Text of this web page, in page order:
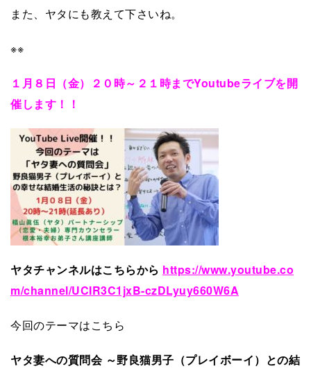
また、ヤタにも教えて下さいね。
※※
１月８日（金）２０時～２１時までYoutubeライブを開
催します！！
ヤタチャンネルはこちらから https://www.youtube.co
m/channel/UCIR3C1jxB-czDLyuy660W6A
今回のテーマはこちら
ヤタ妻への質問会～野良猫男子（プレイボーイ）との結